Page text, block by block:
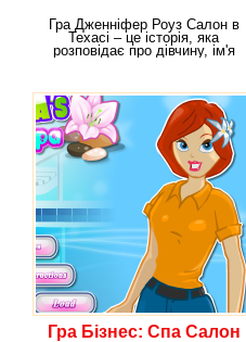
Гра Дженніфер Роуз Салон в
Техасі – це історія, яка
розповідає про дівчину, ім'я
Гра Бізнес: Спа Салон